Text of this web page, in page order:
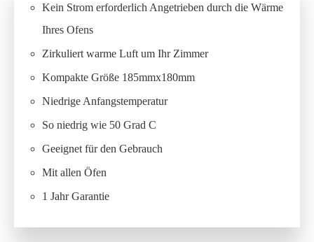
Kein Strom erforderlich Angetrieben durch die Wärme
Ihres Ofens
Zirkuliert warme Luft um Ihr Zimmer
Kompakte Größe 185mmx180mm
Niedrige Anfangstemperatur
So niedrig wie 50 Grad C
Geeignet für den Gebrauch
Mit allen Öfen
1 Jahr Garantie